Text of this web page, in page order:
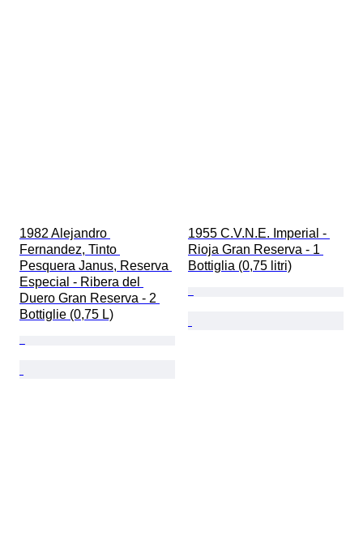
1982 Alejandro
Fernandez, Tinto
Pesquera Janus, Reserva
Especial - Ribera del
Duero Gran Reserva - 2
Bottiglie (0,75 L)
1955 C.V.N.E. Imperial -
Rioja Gran Reserva - 1
Bottiglia (0,75 litri)